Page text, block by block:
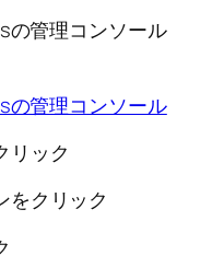
管理コンソール
管理コンソール
リック
をクリック